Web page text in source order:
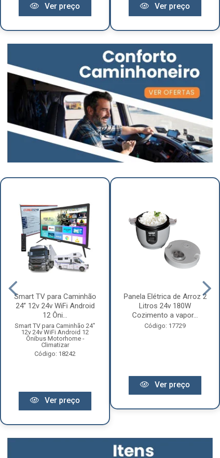
Ver preço Ver preço
Smart TV para Caminhão
24” 12v 24v WiFi Android
12 Ôni...
Smart TV para Caminhão 24"
12v 24v WiFi Android 12
Ônibus Motorhome -
Climatizar
Código: 18242
Ver preço
Panela Elétrica de Arroz 2
Litros 24v 180W
Cozimento a vapor...
Código: 17729
Ver preço